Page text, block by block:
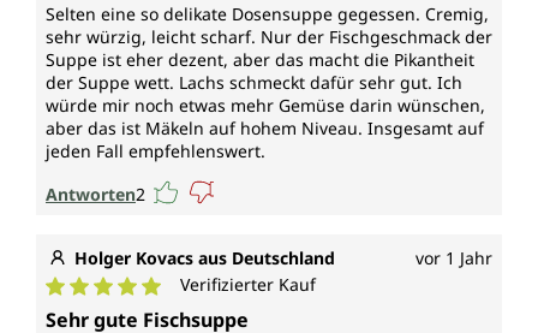
Selten eine so delikate Dosensuppe gegessen. Cremig,
sehr würzig, leicht scharf. Nur der Fischgeschmack der
Suppe ist eher dezent, aber das macht die Pikantheit
der Suppe wett. Lachs schmeckt dafür sehr gut. Ich
würde mir noch etwas mehr Gemüse darin wünschen,
aber das ist Mäkeln auf hohem Niveau. Insgesamt auf
jeden Fall empfehlenswert.
Antworten2
Holger Kovacs aus Deutschland vor 1 Jahr
Durchschnittliche Bewertung von 5 von 5 Sternen
Verifizierter Kauf
Sehr gute Fischsuppe